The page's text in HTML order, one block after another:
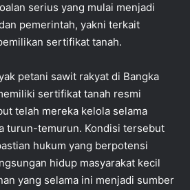
serius yang mulai menjadi
pemerintah, yakni terkait
sertifikat tanah.
petani sawit rakyat di Bangka
sertifikat tanah resmi
telah mereka kelola selama
turun-temurun. Kondisi tersebut
hukum yang berpotensi
hidup masyarakat kecil
yang selama ini menjadi sumber